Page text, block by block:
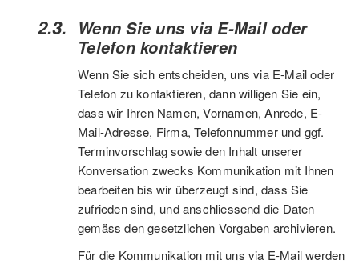
Wenn Sie uns via E-Mail oder
Telefon kontaktieren
Wenn Sie sich entscheiden, uns via E-Mail oder
Telefon zu kontaktieren, dann willigen Sie ein,
dass wir Ihren Namen, Vornamen, Anrede, E-
Mail-Adresse, Firma, Telefonnummer und ggf.
Terminvorschlag sowie den Inhalt unserer
Konversation zwecks Kommunikation mit Ihnen
bearbeiten bis wir überzeugt sind, dass Sie
zufrieden sind, und anschliessend die Daten
gemäss den gesetzlichen Vorgaben archivieren.
Für die Kommunikation mit uns via E-Mail werden